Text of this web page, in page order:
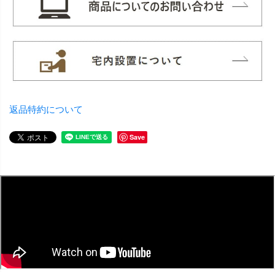
返品特約について
Save